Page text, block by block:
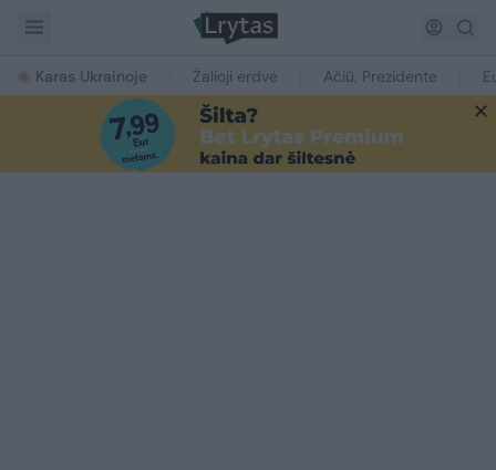
Karas Ukrainoje Žalioji erdvė Ačiū, Prezidente